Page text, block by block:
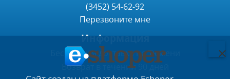
(3452) 54-62-92
Перезвоните мне
Информация
Бесплатная доставка по Тюмени
Возврат в течении 90 дней